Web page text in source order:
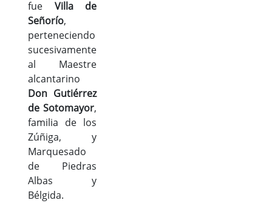
fue Villa de
Señorío,
perteneciendo
sucesivamente
al Maestre
alcantarino
Don Gutiérrez
de Sotomayor,
familia de los
Zúñiga, y
Marquesado
de Piedras
Albas y
Bélgida.